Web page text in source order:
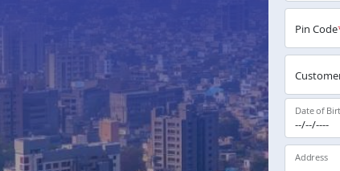
Pin Code
Date of
Address